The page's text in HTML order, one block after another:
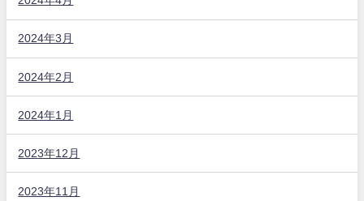
2024年3月
2024年2月
2024年1月
2023年12月
2023年11月